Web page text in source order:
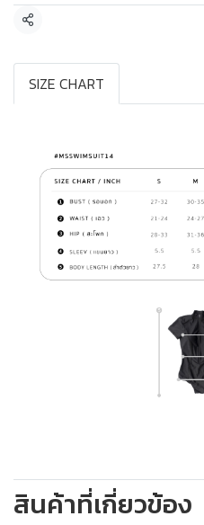
แชร์
SIZE CHART
สินค้าที่เกี่ยวข้อง